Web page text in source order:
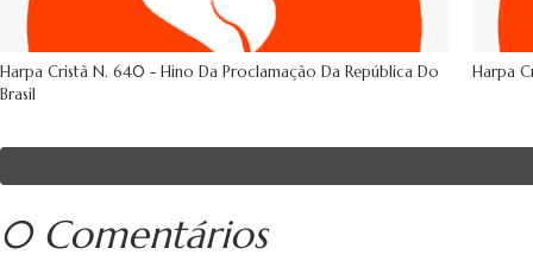
Harpa Cristã N. 640 - Hino Da Proclamação Da República Do
Brasil
Harpa
0 Comentários